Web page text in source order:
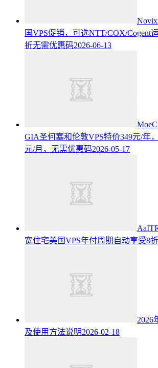
国VPS促销，可选NTT/COX/Cogent
折无需优惠码2026-06-13
GIA圣何塞和伦敦VPS特价349元/年
元/月，无需优惠码2026-05-17
宽住宅美国VPS年付周期自动享受8折
2026
及使用方法说明2026-02-18